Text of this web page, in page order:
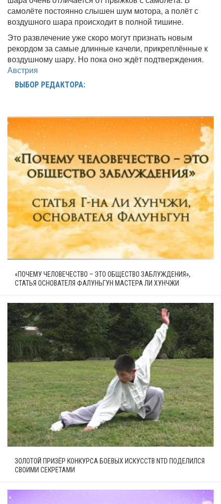
самолёте постоянно слышен шум мотора, а полёт с
воздушного шара происходит в полной тишине.
Это развлечение уже скоро могут признать новым
рекордом за самые длинные качели, прикреплённые к
воздушному шару. Но пока оно ждёт подтверждения.
Австрия
ВЫБОР РЕДАКТОРА:
«ПОЧЕМУ ЧЕЛОВЕЧЕСТВО – ЭТО ОБЩЕСТВО ЗАБЛУЖДЕНИЯ»,
СТАТЬЯ ОСНОВАТЕЛЯ ФАЛУНЬГУН МАСТЕРА ЛИ ХУНЧЖИ
ЗОЛОТОЙ ПРИЗЁР КОНКУРСА БОЕВЫХ ИСКУССТВ NTD ПОДЕЛИЛСЯ
СВОИМИ СЕКРЕТАМИ